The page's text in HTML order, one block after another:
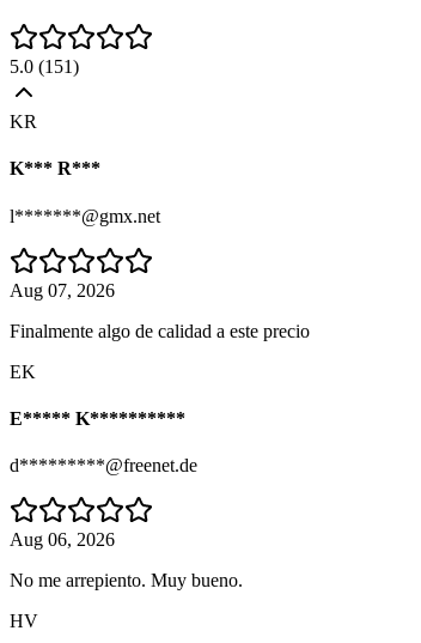
5.0 (151)
KR
K*** R***
l*******@gmx.net
Aug 07, 2026
Finalmente algo de calidad a este precio
EK
E***** K**********
d*********@freenet.de
Aug 06, 2026
No me arrepiento. Muy bueno.
HV